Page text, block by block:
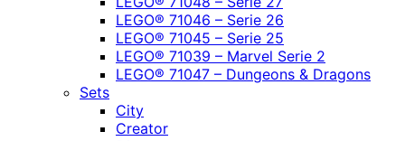
LEGO® 71046 – Serie 26
LEGO® 71045 – Serie 25
LEGO® 71039 – Marvel Serie 2
LEGO® 71047 – Dungeons & Dragons
Sets
City
Creator